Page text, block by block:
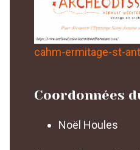
cahm-ermitage-st-
Coordonnées
Noël Houles